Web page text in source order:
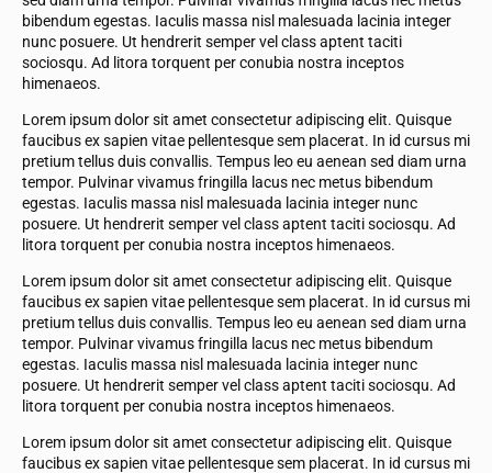
bibendum egestas. Iaculis massa nisl malesuada lacinia integer
nunc posuere. Ut hendrerit semper vel class aptent taciti
sociosqu. Ad litora torquent per conubia nostra inceptos
himenaeos.
Lorem ipsum dolor sit amet consectetur adipiscing elit. Quisque
faucibus ex sapien vitae pellentesque sem placerat. In id cursus mi
pretium tellus duis convallis. Tempus leo eu aenean sed diam urna
tempor. Pulvinar vivamus fringilla lacus nec metus bibendum
egestas. Iaculis massa nisl malesuada lacinia integer nunc
posuere. Ut hendrerit semper vel class aptent taciti sociosqu. Ad
litora torquent per conubia nostra inceptos himenaeos.
Lorem ipsum dolor sit amet consectetur adipiscing elit. Quisque
faucibus ex sapien vitae pellentesque sem placerat. In id cursus mi
pretium tellus duis convallis. Tempus leo eu aenean sed diam urna
tempor. Pulvinar vivamus fringilla lacus nec metus bibendum
egestas. Iaculis massa nisl malesuada lacinia integer nunc
posuere. Ut hendrerit semper vel class aptent taciti sociosqu. Ad
litora torquent per conubia nostra inceptos himenaeos.
Lorem ipsum dolor sit amet consectetur adipiscing elit. Quisque
faucibus ex sapien vitae pellentesque sem placerat. In id cursus mi